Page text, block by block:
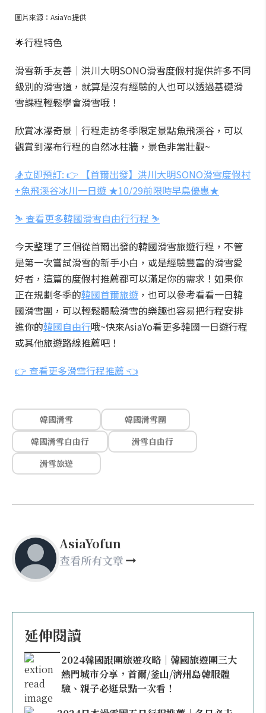
圖片來源：AsiaYo提供
🌟行程特色
滑雪新手友善｜洪川大明SONO滑雪度假村提供許多不同
級別的滑雪道，就算是沒有經驗的人也可以透過基礎滑
雪課程輕鬆學會滑雪哦！
欣賞冰瀑奇景｜行程走訪冬季限定景點魚飛溪谷，可以
觀賞到瀑布行程的自然冰柱牆，景色非常壯觀~
🏂立即預訂: 👉 【首爾出發】洪川大明SONO滑雪度假村
+魚飛溪谷冰川一日遊 ★10/29前限時早鳥優惠★
⛷️ 查看更多韓國滑雪自由行行程 ⛷️
今天整理了三個從首爾出發的韓國滑雪旅遊行程，不管
是第一次嘗試滑雪的新手小白，或是經驗豐富的滑雪愛
好者，這篇的度假村推薦都可以滿足你的需求！如果你
正在規劃冬季的韓國首爾旅遊 ，也可以參考看看一日韓
國滑雪團，可以輕鬆體驗滑雪的樂趣也容易把行程安排
進你的韓國自由行哦~快來AsiaYo看更多韓國一日遊行程
或其他旅遊路線推薦吧！
👉 查看更多滑雪行程推薦 👈
韓國滑雪
韓國滑雪團
韓國滑雪自由行
滑雪自由行
滑雪旅遊
AsiaYofun
查看所有文章
延伸閱讀
2024韓國跟團旅遊攻略｜韓國旅遊團三大
熱門城市分享，首爾/釜山/濟州島韓服體
驗、親子必逛景點一次看！